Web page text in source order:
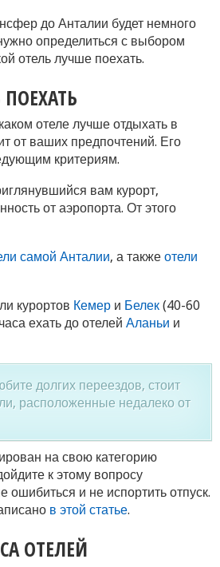
до Анталии будет немного
определиться с выбором
отель лучше поехать.
отеле лучше отдыхать в
от ваших предпочтений. Его
критериям.
вам курорт,
от аэропорта. От этого
самой Анталии, а также отели
курортов Кемер и Белек (40-60
ехать до отелей Аланьи и
долгих переездов, стоит
расположенные недалеко от
на свою категорию
к этому вопросу
ошибиться и не испортить отпуск.
в этой статье.
ОТЕЛЕЙ